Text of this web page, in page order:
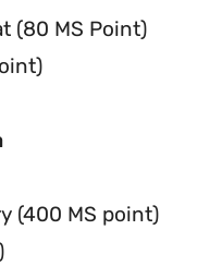
(80 MS Point)
(400 MS point)